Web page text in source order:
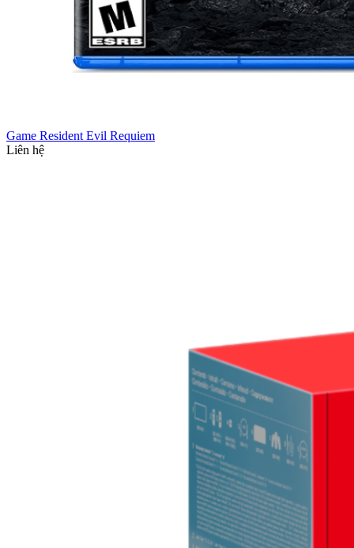
Game Resident Evil Requiem
Liên hệ